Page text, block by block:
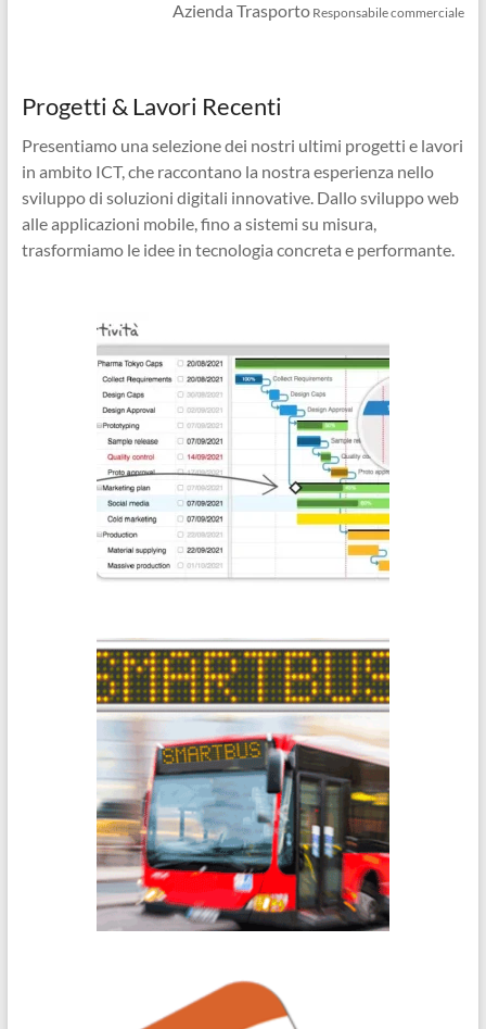
Azienda Trasporto Responsabile commerciale
Progetti & Lavori Recenti
Presentiamo una selezione dei nostri ultimi progetti e lavori
in ambito ICT, che raccontano la nostra esperienza nello
sviluppo di soluzioni digitali innovative. Dallo sviluppo web
alle applicazioni mobile, fino a sistemi su misura,
trasformiamo le idee in tecnologia concreta e performante.